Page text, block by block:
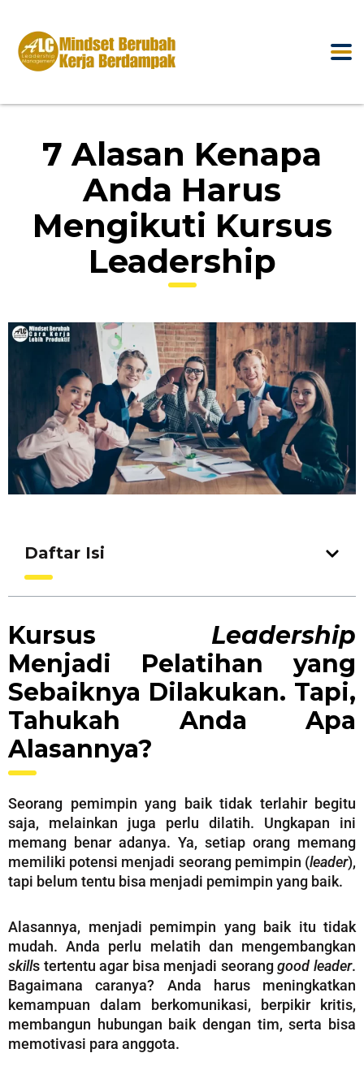
7 Alasan Kenapa
Anda Harus
Mengikuti Kursus
Leadership
Daftar Isi
Kursus Leadership
Menjadi Pelatihan yang
Sebaiknya Dilakukan. Tapi,
Tahukah Anda Apa
Alasannya?
Seorang pemimpin yang baik tidak terlahir begitu
saja, melainkan juga perlu dilatih. Ungkapan ini
memang benar adanya. Ya, setiap orang memang
memiliki potensi menjadi seorang pemimpin (leader),
tapi belum tentu bisa menjadi pemimpin yang baik.
Alasannya, menjadi pemimpin yang baik itu tidak
mudah. Anda perlu melatih dan mengembangkan
skills tertentu agar bisa menjadi seoranggood leader.
Bagaimana caranya? Anda harus meningkatkan
kemampuan dalam berkomunikasi, berpikir kritis,
membangun hubungan baik dengan tim, serta bisa
memotivasi para anggota.